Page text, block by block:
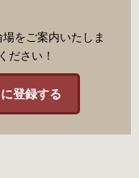
をご案内いたしま
ださい！
登録する